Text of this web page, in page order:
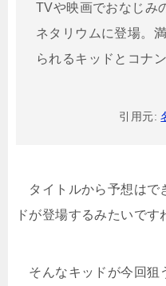
TVや映画でおなじみ
ネタリウムに登場。
られるキッドとコナ
引用元:
タイトルから予想はで
ドが登場するみたいです
そんなキッドが今回狙